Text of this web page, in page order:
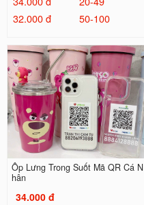
32.000 đ
50-100
Ốp Lưng Trong Suốt Mã QR Cá N
hân
34.000 đ